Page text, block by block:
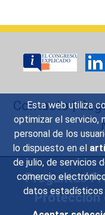
Esta web utiliza
optimizar el servicio,
personal de los
lo dispuesto en el
de julio, de servicios
comercio
datos estadísticos
Contacto|
Preguntas
Protección